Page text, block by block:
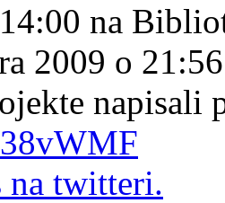
na
2009 o 21:56
napisali
na twitteri.